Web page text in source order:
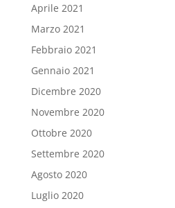
Aprile 2021
Marzo 2021
Febbraio 2021
Gennaio 2021
Dicembre 2020
Novembre 2020
Ottobre 2020
Settembre 2020
Agosto 2020
Luglio 2020